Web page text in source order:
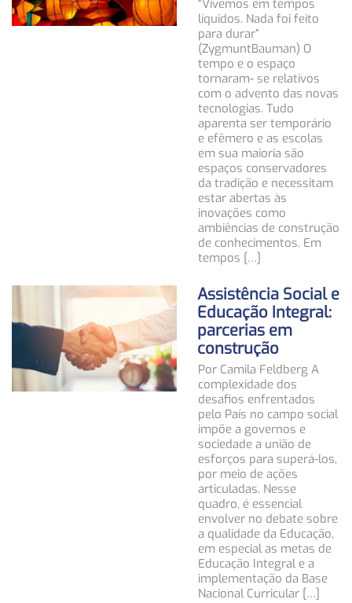
“Vivemos em tempos
líquidos. Nada foi feito
para durar”
(ZygmuntBauman) O
tempo e o espaço
tornaram- se relativos
com o advento das novas
tecnologias. Tudo
aparenta ser temporário
e efêmero e as escolas
em sua maioria são
espaços conservadores
da tradição e necessitam
estar abertas às
inovações como
ambiências de construção
de conhecimentos. Em
tempos […]
Assistência Social e
Educação Integral:
parcerias em
construção
Por Camila Feldberg A
complexidade dos
desafios enfrentados
pelo País no campo social
impõe a governos e
sociedade a união de
esforços para superá-los,
por meio de ações
articuladas. Nesse
quadro, é essencial
envolver no debate sobre
a qualidade da Educação,
em especial as metas de
Educação Integral e a
implementação da Base
Nacional Curricular […]